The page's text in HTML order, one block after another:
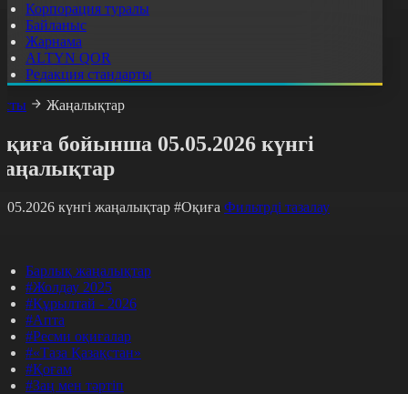
Корпорация туралы
Байланыс
Жарнама
ALTYN QOR
Редакция стандарты
Жаңалықтар
бойынша 05.05.2026 күнгі
күнгі жаңалықтар #Оқиға Фильтрді тазалау
Барлық жаңалықтар
#Жолдау 2025
#Құрылтай - 2026
#Апта
#Ресми оқиғалар
#«Таза Қазақстан»
#Қоғам
#Заң мен тәртіп